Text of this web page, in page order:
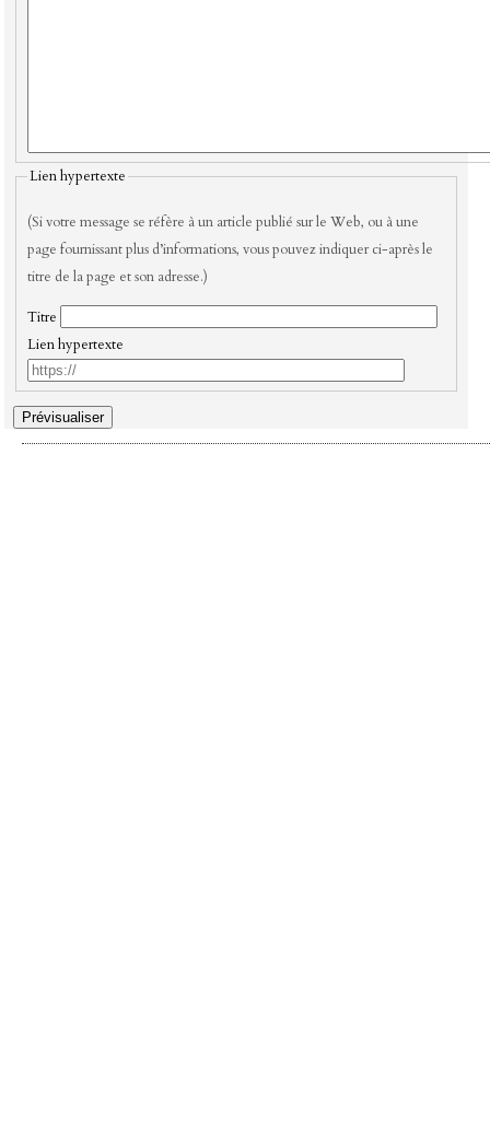
Lien hypertexte
(Si votre message se réfère à un article publié sur le Web, ou à une
page fournissant plus d’informations, vous pouvez indiquer ci-après le
titre de la page et son adresse.)
Titre
Lien hypertexte